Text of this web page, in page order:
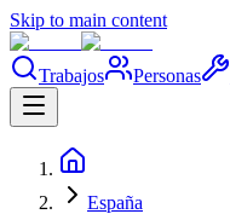
Skip to main content
Trabajos Personas
España